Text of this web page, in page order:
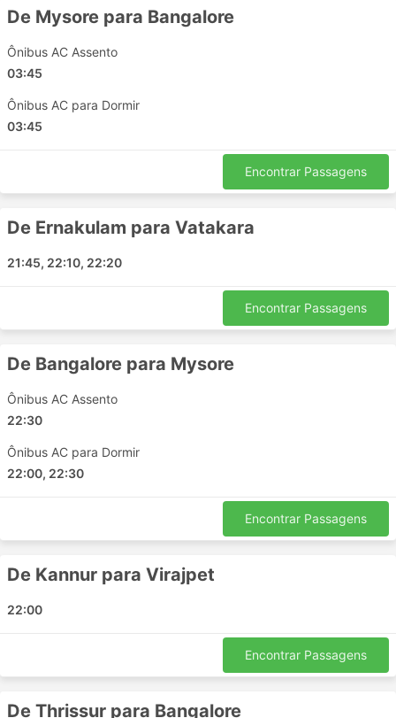
aviões. Eles dependem muito da situação da
estrada, que às vezes pode ser imprevisível -
acidentes, obras de construção de estradas,
feriados nacionais. Lembre-se disso e não planeje
Viajar em determinadas rotas ou durante os
períodos mais procurados pode exigir reserva
antecipada. Lembre-se de que nem sempre é
ônibus - as passagens podem estar todas
antecipadamente.
De Mysore para Bangalore
Ônibus AC Assento
03:45
Ônibus AC para Dormir
03:45
Encontrar Passagens
De Ernakulam para Vatakara
21:45, 22:10, 22:20
Encontrar Passagens
De Bangalore para Mysore
Ônibus AC Assento
22:30
Ônibus AC para Dormir
22:00, 22:30
Encontrar Passagens
De Kannur para Virajpet
22:00
Encontrar Passagens
De Thrissur para Bangalore